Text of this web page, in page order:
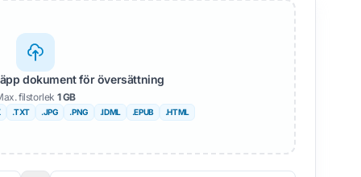
dokument för översättning
filstorlek 1 GB
.TXT .JPG .PNG .IDML .EPUB .HTML